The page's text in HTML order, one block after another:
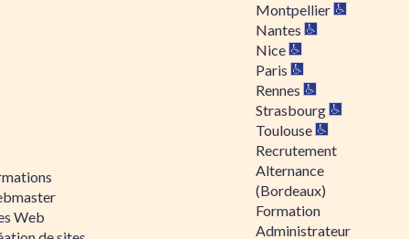
Web
Montpellier
Nantes
Nice
Paris
Rennes
Strasbourg
Toulouse
Recrutement
Alternance
(Bordeaux)
Formation
Administrateur